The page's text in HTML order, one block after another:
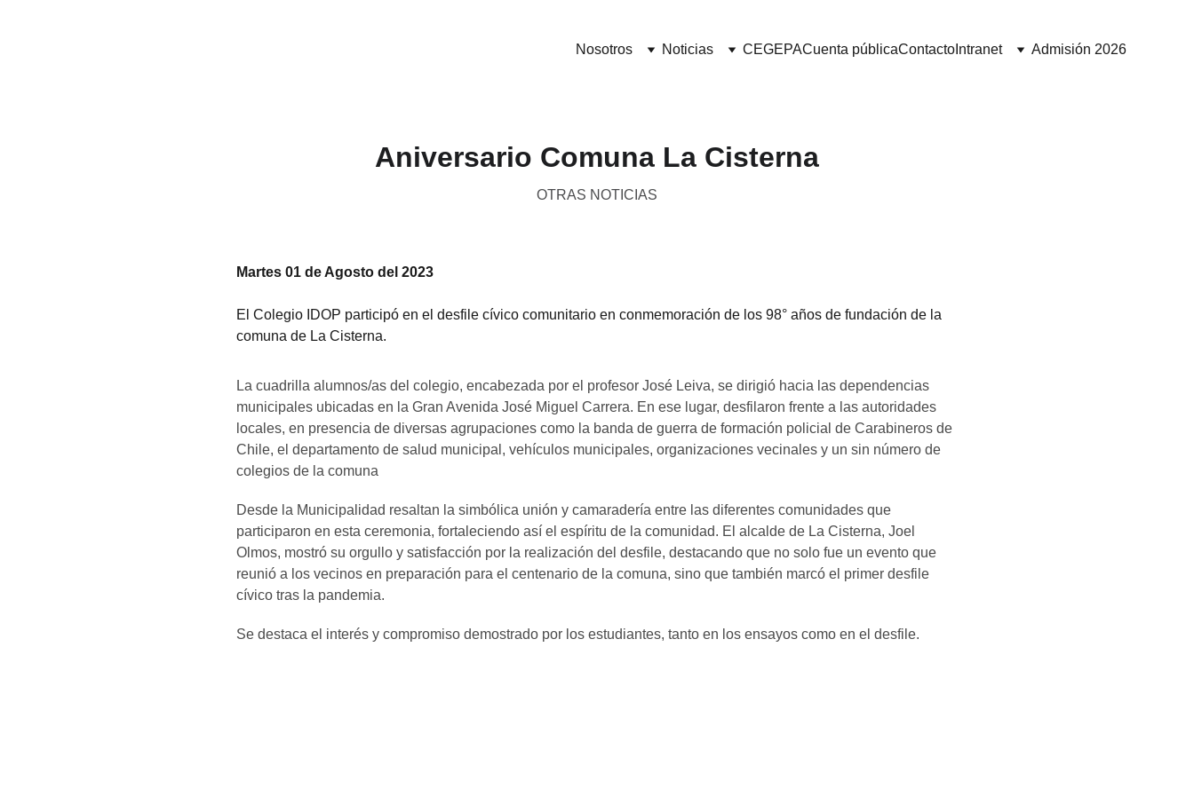
Nosotros Noticias CEGEPACuenta públicaContacto Intranet Admisión 2026
Aniversario Comuna La Cisterna
OTRAS NOTICIAS
Martes 01 de Agosto del 2023
El Colegio IDOP participó en el desfile cívico comunitario en conmemoración de los 98° años de fundación de la
comuna de La Cisterna.
La cuadrilla alumnos/as del colegio, encabezada por el profesor José Leiva, se dirigió hacia las dependencias
municipales ubicadas en la Gran Avenida José Miguel Carrera. En ese lugar, desfilaron frente a las autoridades
locales, en presencia de diversas agrupaciones como la banda de guerra de formación policial de Carabineros de
Chile, el departamento de salud municipal, vehículos municipales, organizaciones vecinales y un sin número de
colegios de la comuna
Desde la Municipalidad resaltan la simbólica unión y camaradería entre las diferentes comunidades que
participaron en esta ceremonia, fortaleciendo así el espíritu de la comunidad. El alcalde de La Cisterna, Joel
Olmos, mostró su orgullo y satisfacción por la realización del desfile, destacando que no solo fue un evento que
reunió a los vecinos en preparación para el centenario de la comuna, sino que también marcó el primer desfile
cívico tras la pandemia.
Se destaca el interés y compromiso demostrado por los estudiantes, tanto en los ensayos como en el desfile.